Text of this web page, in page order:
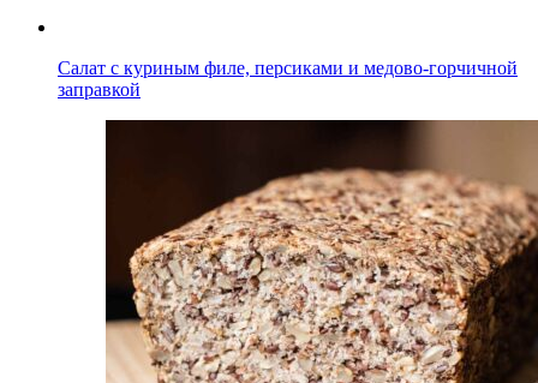
Салат с куриным филе, персиками и медово-горчичной
заправкой